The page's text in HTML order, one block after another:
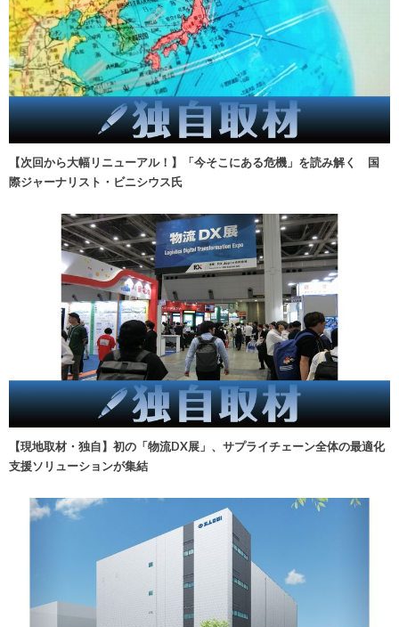
【次回から大幅リニューアル！】「今そこにある危機」を読み解く 国
際ジャーナリスト・ビニシウス氏
【現地取材・独自】初の「物流DX展」、サプライチェーン全体の最適化
支援ソリューションが集結